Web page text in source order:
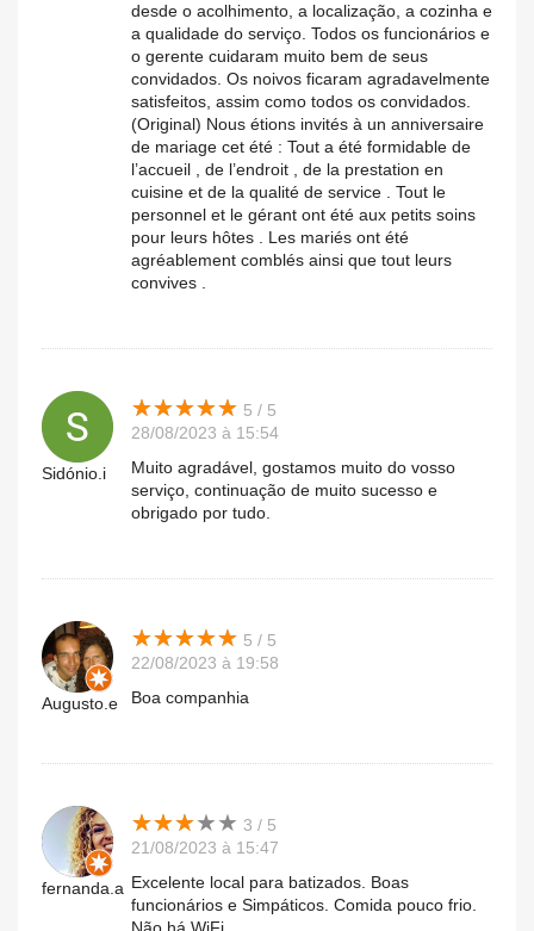
desde o acolhimento, a localização, a cozinha e
a qualidade do serviço. Todos os funcionários e
o gerente cuidaram muito bem de seus
convidados. Os noivos ficaram agradavelmente
satisfeitos, assim como todos os convidados.
(Original) Nous étions invités à un anniversaire
de mariage cet été : Tout a été formidable de
l’accueil , de l’endroit , de la prestation en
cuisine et de la qualité de service . Tout le
personnel et le gérant ont été aux petits soins
pour leurs hôtes . Les mariés ont été
agréablement comblés ainsi que tout leurs
convives .
Sidónio.i
★★★★★
★★★★★ 5 / 5
28/08/2023 à 15:54
Muito agradável, gostamos muito do vosso
serviço, continuação de muito sucesso e
obrigado por tudo.
Augusto.e
★★★★★
★★★★★ 5 / 5
22/08/2023 à 19:58
Boa companhia
fernanda.a
★★★★★
★★★★★ 3 / 5
21/08/2023 à 15:47
Excelente local para batizados. Boas
funcionários e Simpáticos. Comida pouco frio.